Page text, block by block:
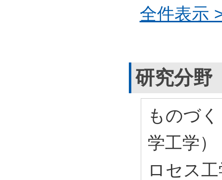
全件表示
研究分野
ものづ
学工学
ロセス